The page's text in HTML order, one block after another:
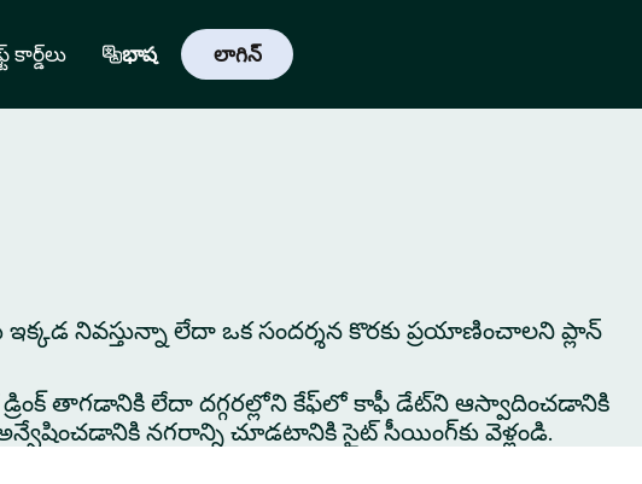
కార్డ్‌లు భాష లాగిన్
ఇక్కడ నివస్తున్నా లేదా ఒక సందర్శన కొరకు ప్రయాణించాలని ప్లాన్
తాగడానికి లేదా దగ్గరల్లోని కేఫ్‌లో కాఫీ డేట్‌ని ఆస్వాదించడానికి
నగరాన్ని చూడటానికి సైట్ సీయింగ్‌కు వెళ్లండి.